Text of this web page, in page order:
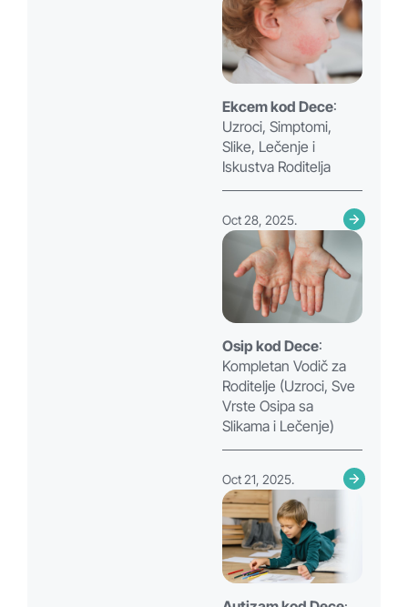
Ekcem kod Dece:
Uzroci, Simptomi,
Slike, Lečenje i
Iskustva Roditelja
Oct 28, 2025.
Osip kod Dece:
Kompletan Vodič za
Roditelje (Uzroci, Sve
Vrste Osipa sa
Slikama i Lečenje)
Oct 21, 2025.